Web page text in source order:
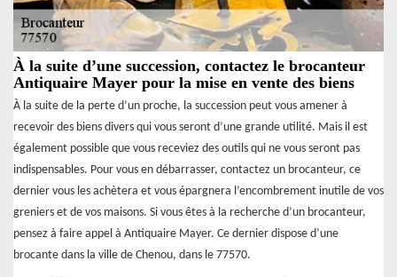
À la suite d’une succession, contactez le brocanteur
Antiquaire Mayer pour la mise en vente des biens
À la suite de la perte d’un proche, la succession peut vous amener à
recevoir des biens divers qui vous seront d’une grande utilité. Mais il est
également possible que vous receviez des outils qui ne vous seront pas
indispensables. Pour vous en débarrasser, contactez un brocanteur, ce
dernier vous les achètera et vous épargnera l’encombrement inutile de vos
greniers et de vos maisons. Si vous êtes à la recherche d’un brocanteur,
pensez à faire appel à Antiquaire Mayer. Ce dernier dispose d’une
brocante dans la ville de Chenou, dans le 77570.